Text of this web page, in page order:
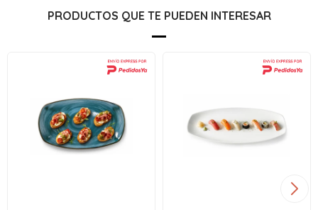
PRODUCTOS QUE TE PUEDEN INTERESAR